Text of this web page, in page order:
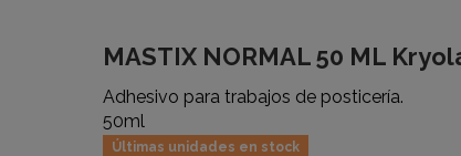
MASTIX NORMAL 50 ML
Adhesivo para trabajos de posticería.
50ml
Últimas unidades en stock